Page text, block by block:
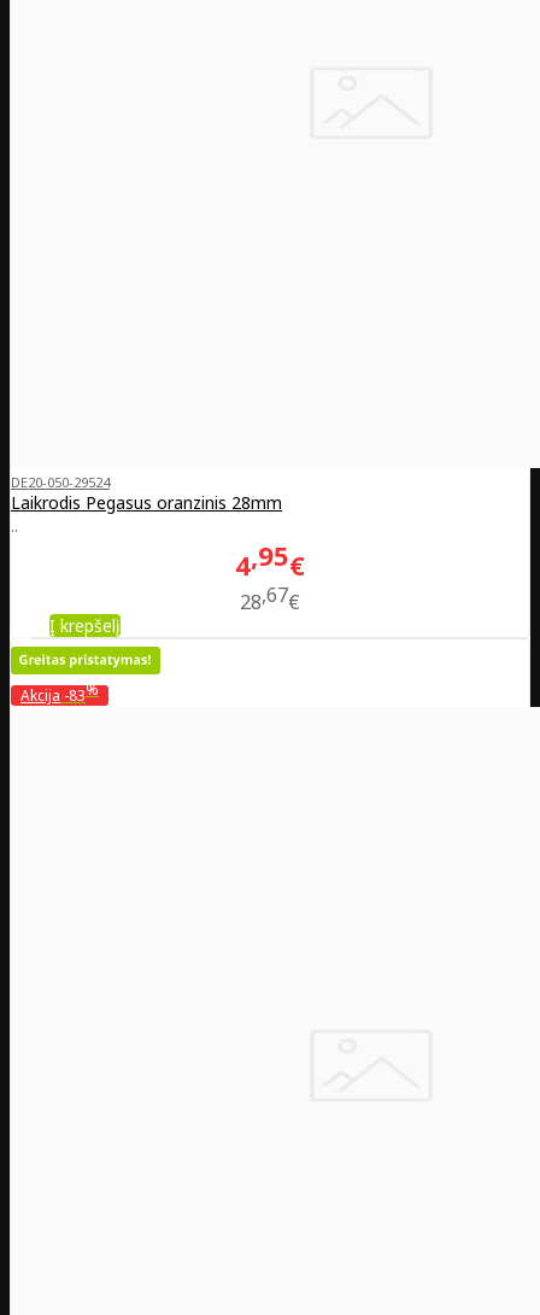
DE20-050-29524
Laikrodis Pegasus oranzinis 28mm
..
4 95€
28 67€
Į krepšelį
Akcija -83%